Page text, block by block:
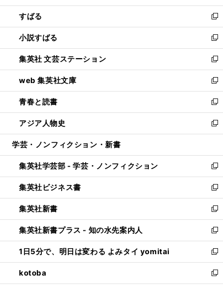
開
く
ウ
で
開
く
ン
ド
ウ
で
開
く
すばる
新
し
い
ウ
ィ
ン
ド
ウ
で
開
く
小説すばる
新
し
い
ウ
ィ
ン
ド
ウ
で
開
集英社 文芸ステーション
新
し
い
ウ
ィ
ン
ド
ウ
開
く
web 集英社文庫
新
し
い
ウ
ィ
ン
ウ
で
開
く
青春と読書
新
し
い
ウ
ン
ド
ウ
で
開
く
アジア人物史
新
し
ウ
ィ
ン
ド
ウ
で
開
く
学芸・ノンフィクション・新書
集英社学芸部 - 学芸・ノンフィクション
新
し
い
ウ
ィ
ン
ド
ウ
で
開
く
集英社ビジネス書
新
し
い
ウ
ィ
ン
ド
ウ
で
開
集英社新書
新
し
い
ウ
ィ
ン
ド
ウ
集英社新書プラス - 知の水先案内人
新
し
い
ウ
ィ
ン
1日5分で、明日は変わる よみタイ yomitai
新
し
い
ウ
kotoba
新
し